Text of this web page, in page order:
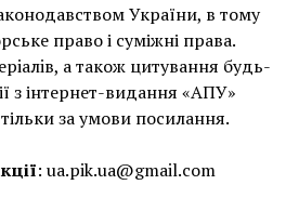
України, в тому
право і суміжні права.
а також цитування будь-
з інтернет-видання «АПУ»
за умови посилання.
: ua.pik.ua@gmail.com